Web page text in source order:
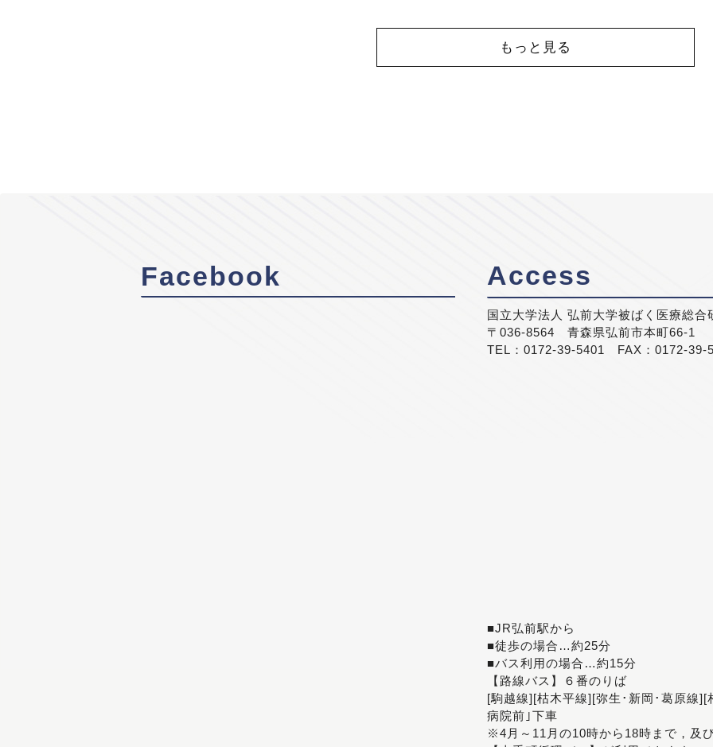
もっと見る
Facebook Access
国立大学法人 弘前大学被ばく医療総合
〒036-8564 青森県弘前市本町66-1
TEL：0172-39-5401 FAX：0172-39-
■JR弘前駅から
■徒歩の場合…約25分
■バス利用の場合…約15分
【路線バス】６番のりば
[駒越線][枯木平線][弥生･新岡･葛原線
病院前｣下車
※4月～11月の10時から18時まで，及